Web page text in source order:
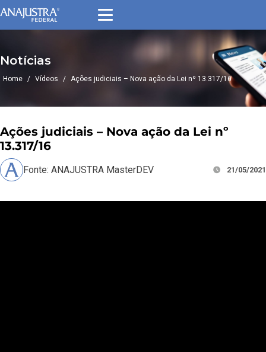
Notícias
Home / Vídeos / Ações judiciais – Nova ação da Lei nº 13.317/16
Ações judiciais – Nova ação da Lei nº
13.317/16
Fonte: ANAJUSTRA MasterDEV 21/05/2021